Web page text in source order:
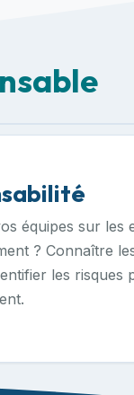
équipes sur
? Connaître
les